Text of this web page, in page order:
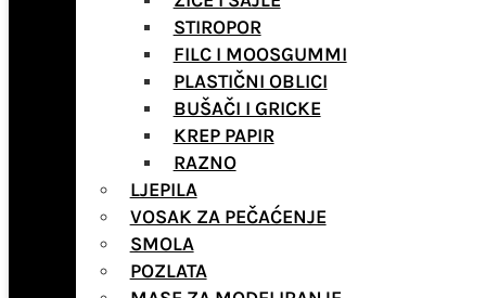
STIROPOR
FILC I MOOSGUMMI
PLASTIČNI OBLICI
BUŠAČI I GRICKE
KREP PAPIR
RAZNO
LJEPILA
VOSAK ZA PEČAĆENJE
SMOLA
POZLATA